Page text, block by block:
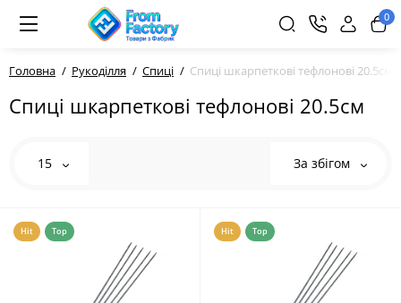
0
Головна Рукоділля Спиці Спиці шкарпеткові тефлонові 20.5см
Спиці шкарпеткові тефлонові 20.5см
15 За збігом
Hit Top Hit Top